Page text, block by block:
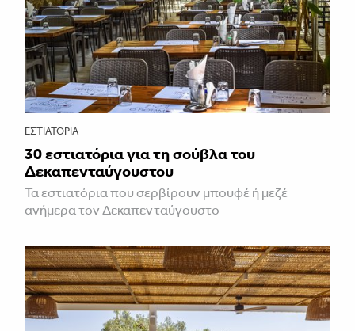
ΕΣΤΙΑΤΌΡΙΑ
30 εστιατόρια για τη σούβλα του
Δεκαπενταύγουστου
Τα εστιατόρια που σερβίρουν μπουφέ ή μεζέ
ανήμερα τον Δεκαπενταύγουστο